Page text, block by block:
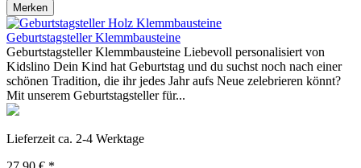
Merken
Geburtstagsteller Klemmbausteine
Geburtstagsteller Klemmbausteine Liebevoll personalisiert von
Kidslino Dein Kind hat Geburtstag und du suchst noch nach einer
schönen Tradition, die ihr jedes Jahr aufs Neue zelebrieren könnt?
Mit unserem Geburtstagsteller für...
Lieferzeit ca. 2-4 Werktage